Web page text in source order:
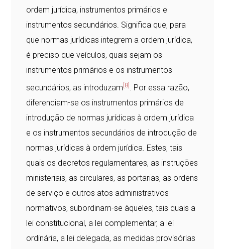
ordem jurídica, instrumentos primários e
instrumentos secundários. Significa que, para
que normas jurídicas integrem a ordem jurídica,
é preciso que veículos, quais sejam os
instrumentos primários e os instrumentos
secundários, as introduzam [8] . Por essa razão,
diferenciam-se os instrumentos primários de
introdução de normas jurídicas à ordem jurídica
e os instrumentos secundários de introdução de
normas jurídicas à ordem jurídica. Estes, tais
quais os decretos regulamentares, as instruções
ministeriais, as circulares, as portarias, as ordens
de serviço e outros atos administrativos
normativos, subordinam-se àqueles, tais quais a
lei constitucional, a lei complementar, a lei
ordinária, a lei delegada, as medidas provisórias